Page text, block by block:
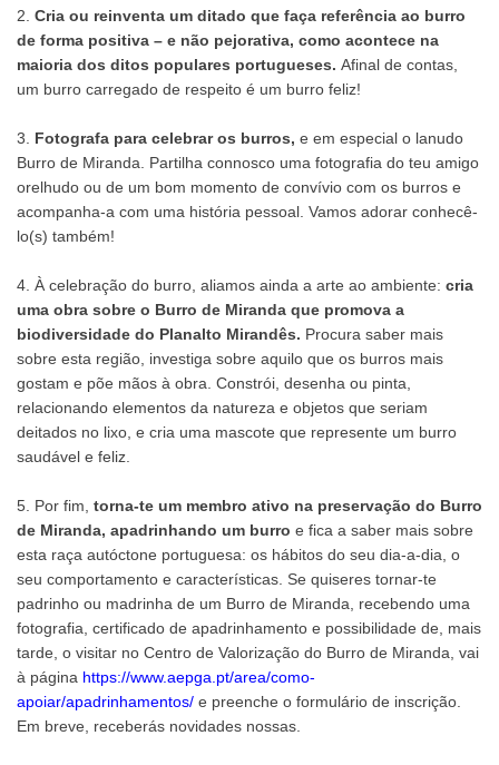
2. Cria ou reinventa um ditado que faça referência ao burro
de forma positiva – e não pejorativa, como acontece na
maioria dos ditos populares portugueses. Afinal de contas,
um burro carregado de respeito é um burro feliz!
3. Fotografa para celebrar os burros, e em especial o lanudo
Burro de Miranda. Partilha connosco uma fotografia do teu amigo
orelhudo ou de um bom momento de convívio com os burros e
acompanha-a com uma história pessoal. Vamos adorar conhecê-
lo(s) também!
4. À celebração do burro, aliamos ainda a arte ao ambiente: cria
uma obra sobre o Burro de Miranda que promova a
biodiversidade do Planalto Mirandês. Procura saber mais
sobre esta região, investiga sobre aquilo que os burros mais
gostam e põe mãos à obra. Constrói, desenha ou pinta,
relacionando elementos da natureza e objetos que seriam
deitados no lixo, e cria uma mascote que represente um burro
saudável e feliz.
5. Por fim, torna-te um membro ativo na preservação do Burro
de Miranda, apadrinhando um burro e fica a saber mais sobre
esta raça autóctone portuguesa: os hábitos do seu dia-a-dia, o
seu comportamento e características. Se quiseres tornar-te
padrinho ou madrinha de um Burro de Miranda, recebendo uma
fotografia, certificado de apadrinhamento e possibilidade de, mais
tarde, o visitar no Centro de Valorização do Burro de Miranda, vai
à página https://www.aepga.pt/area/como-
apoiar/apadrinhamentos/ e preenche o formulário de inscrição.
Em breve, receberás novidades nossas.